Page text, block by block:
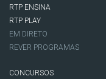
RTP ENSINA
RTP PLAY
EM DIRETO
REVER PROGRAMAS
CONCURSOS